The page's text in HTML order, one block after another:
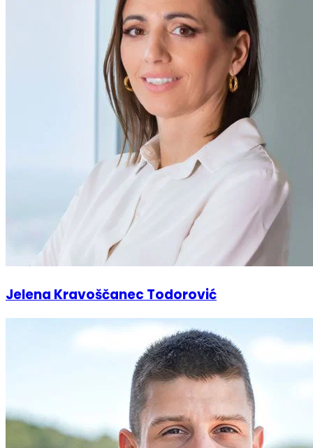
Jelena Kravoščanec Todorović